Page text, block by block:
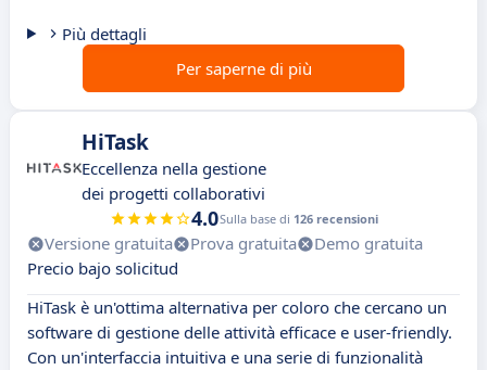
Più dettagli
Per saperne di più
HiTask
Eccellenza nella gestione
dei progetti collaborativi
4.0Sulla base di 126 recensioni
Versione gratuita Prova gratuita
Demo gratuita
Precio bajo solicitud
HiTask è un'ottima alternativa per coloro che cercano un
software di gestione delle attività efficace e user-friendly.
Con un'interfaccia intuitiva e una serie di funzionalità